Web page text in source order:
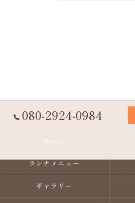
080-2924-0984
ホーム
ランチメニュー
ギャラリー